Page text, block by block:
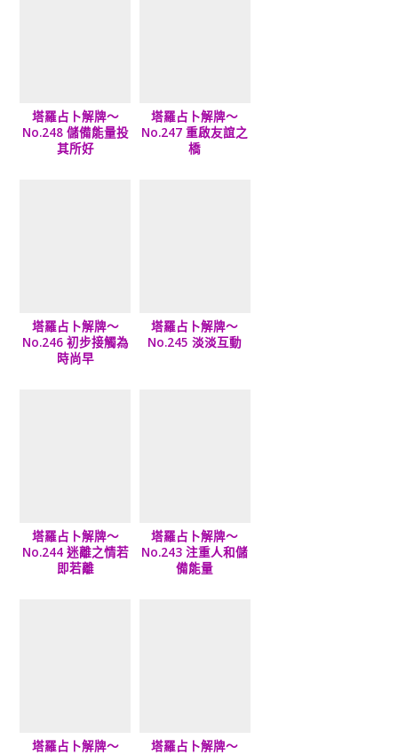
塔羅占卜解牌～
No.248 儲備能量投
其所好
塔羅占卜解牌～
No.247 重啟友誼之
橋
塔羅占卜解牌～
No.246 初步接觸為
時尚早
塔羅占卜解牌～
No.245 淡淡互動
塔羅占卜解牌～
No.244 迷離之情若
即若離
塔羅占卜解牌～
No.243 注重人和儲
備能量
塔羅占卜解牌～
塔羅占卜解牌～